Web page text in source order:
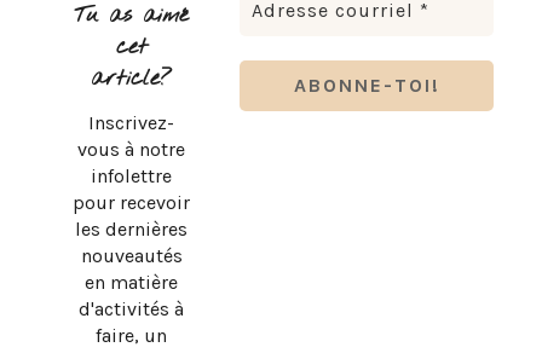
Tu as aimé
cet
article?
Inscrivez-
vous à notre
infolettre
pour recevoir
les dernières
nouveautés
en matière
d'activités à
faire, un